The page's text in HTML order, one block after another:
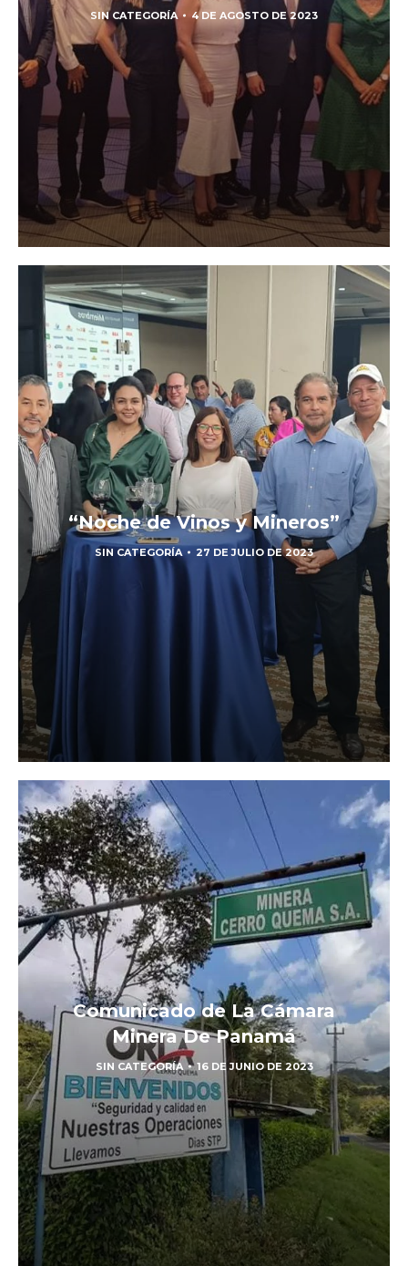
SIN CATEGORÍA 4 DE AGOSTO DE 2023
“Noche de Vinos y Mineros”
SIN CATEGORÍA 27 DE JULIO DE 2023
Comunicado de La Cámara
Minera De Panamá
SIN CATEGORÍA 16 DE JUNIO DE 2023